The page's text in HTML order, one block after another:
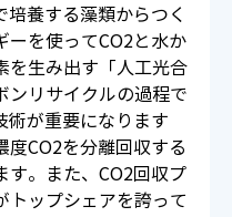
培養する藻類からつく
ーを使ってCO2と水か
を生み出す「人工光合
ンリサイクルの過程で
術が重要になります
度CO2を分離回収する
す。また、CO2回収プ
トップシェアを誇って